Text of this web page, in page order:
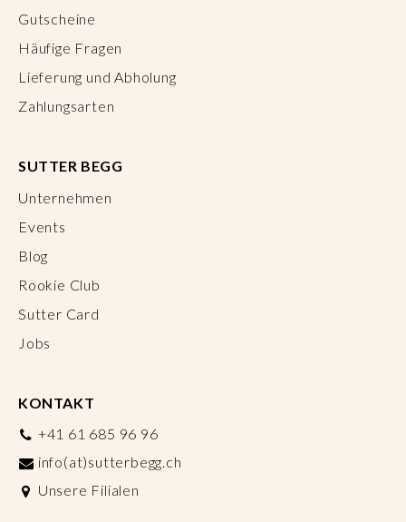
Gutscheine
Häufige Fragen
Lieferung und Abholung
Zahlungsarten
SUTTER BEGG
Unternehmen
Events
Blog
Rookie Club
Sutter Card
Jobs
KONTAKT
+41 61 685 96 96
info(at)sutterbegg.ch
Unsere Filialen